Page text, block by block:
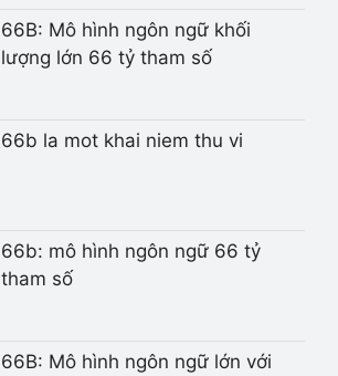
66B: Mô hình ngôn ngữ khối
lượng lớn 66 tỷ tham số
66b la mot khai niem thu vi
66b: mô hình ngôn ngữ 66 tỷ
tham số
66B: Mô hình ngôn ngữ lớn với